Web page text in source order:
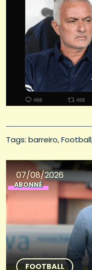
Tags: barreiro Football
07/08/2026
ABONNÉ
FOOTBALL